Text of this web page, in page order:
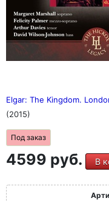
Elgar: The Kingdom.
(2015)
Под заказ
4599 руб. В